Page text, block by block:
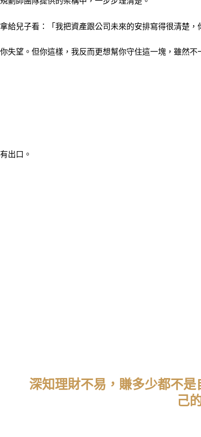
給兒子看：「我把資產跟公司未來的安排寫得很清楚，
失望。但你這樣，我反而更想幫你守住這一塊，雖然不
出口。
深知理財不易，賺多少都不
己